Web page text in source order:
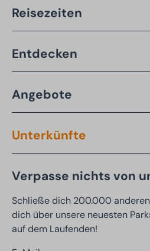
Reisezeiten
Entdecken
Angebote
Unterkünfte
Verpasse nichts von
Schließe dich 200.000
dich über unsere neuesten
auf dem Laufenden!